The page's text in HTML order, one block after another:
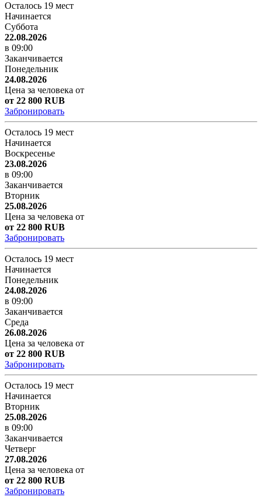
Осталось 19 мест
Начинается
Суббота
22.08.2026
в 09:00
Заканчивается
Понедельник
24.08.2026
Цена за человека от
от 22 800 RUB
Забронировать
Осталось 19 мест
Начинается
Воскресенье
23.08.2026
в 09:00
Заканчивается
Вторник
25.08.2026
Цена за человека от
от 22 800 RUB
Забронировать
Осталось 19 мест
Начинается
Понедельник
24.08.2026
в 09:00
Заканчивается
Среда
26.08.2026
Цена за человека от
от 22 800 RUB
Забронировать
Осталось 19 мест
Начинается
Вторник
25.08.2026
в 09:00
Заканчивается
Четверг
27.08.2026
Цена за человека от
от 22 800 RUB
Забронировать